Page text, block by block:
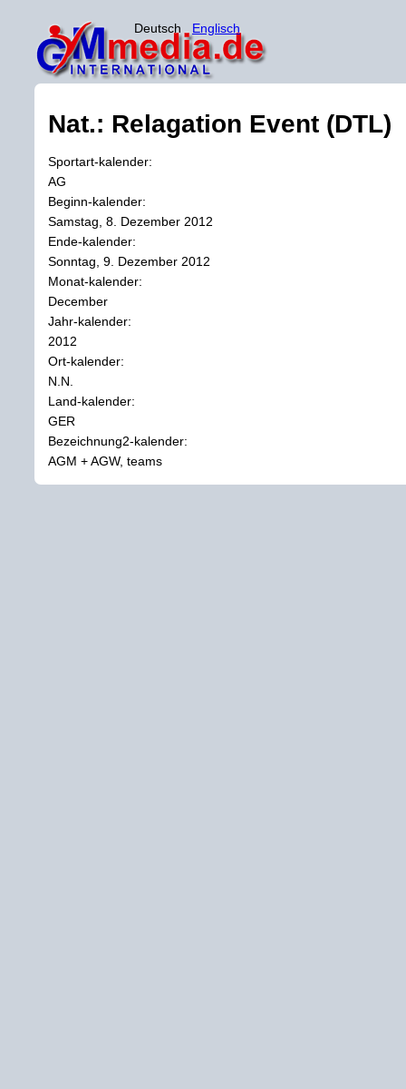
Deutsch Englisch
Nat.: Relagation Event (DTL)
Sportart-kalender:
AG
Beginn-kalender:
Samstag, 8. Dezember 2012
Ende-kalender:
Sonntag, 9. Dezember 2012
Monat-kalender:
December
Jahr-kalender:
2012
Ort-kalender:
N.N.
Land-kalender:
GER
Bezeichnung2-kalender:
AGM + AGW, teams